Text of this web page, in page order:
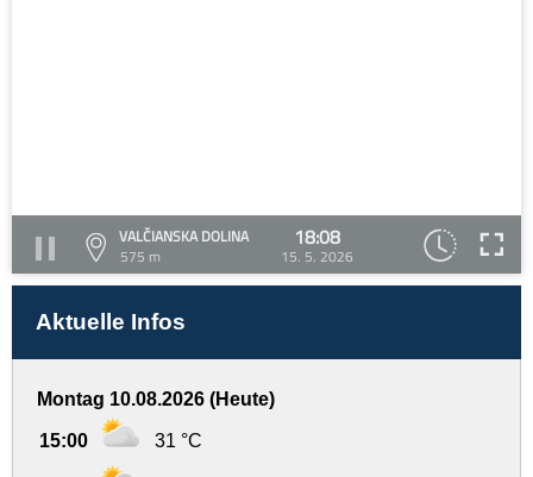
VALČIANSKA DOLINA
575 m
18:08
15. 5. 2026
Aktuelle Infos
Montag 10.08.2026 (Heute)
15:00 31 °C